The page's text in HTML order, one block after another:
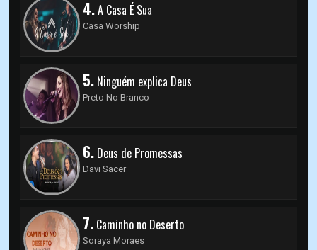
4.A Casa É Sua
Casa Worship
5. Ninguém explica Deus
Preto No Branco
6. Deus de Promessas
Davi Sacer
7. Caminho no Deserto
Soraya Moraes